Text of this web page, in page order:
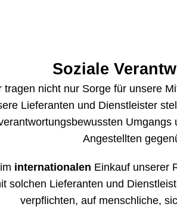
Soziale
tragen nicht nur Sorge für unsere
Lieferanten und Dienstleister
Umgangs
Angestellten
internationalen Einkauf unserer
solchen Lieferanten und
verpflichten, auf menschliche,